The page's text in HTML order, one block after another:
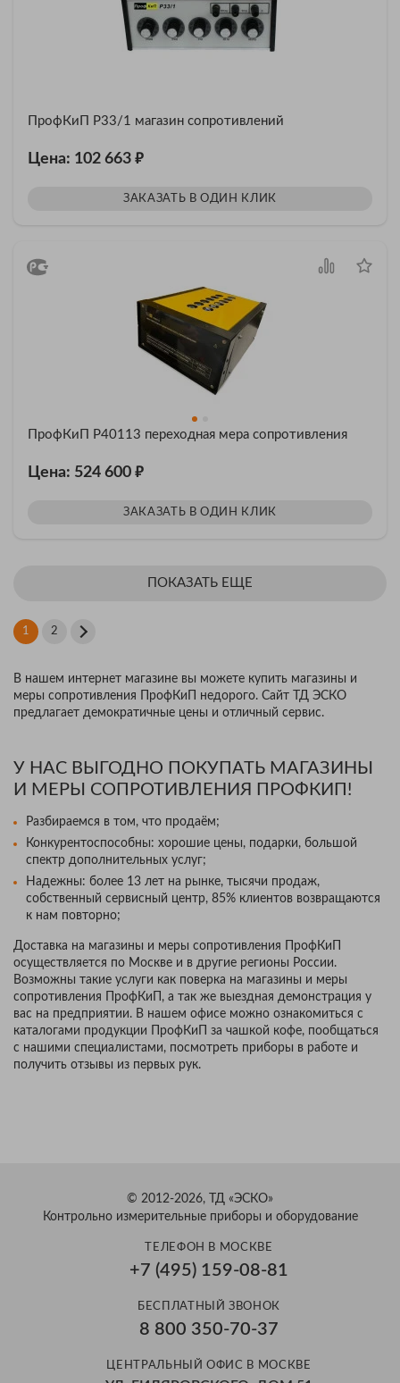
ПрофКиП Р33/1 магазин сопротивлений
Цена: 102 663 ₽
ЗАКАЗАТЬ В ОДИН КЛИК
ПрофКиП Р40113 переходная мера сопротивления
Цена: 524 600 ₽
ЗАКАЗАТЬ В ОДИН КЛИК
ПОКАЗАТЬ ЕЩЕ
1 2
В нашем интернет магазине вы можете купить магазины и
меры сопротивления ПрофКиП недорого. Сайт ТД ЭСКО
предлагает демократичные цены и отличный сервис.
У НАС ВЫГОДНО ПОКУПАТЬ МАГАЗИНЫ
И МЕРЫ СОПРОТИВЛЕНИЯ ПРОФКИП!
Разбираемся в том, что продаём;
Конкурентоспособны: хорошие цены, подарки, большой
спектр дополнительных услуг;
Надежны: более 13 лет на рынке, тысячи продаж,
собственный сервисный центр, 85% клиентов возвращаются
к нам повторно;
Доставка на магазины и меры сопротивления ПрофКиП
осуществляется по Москве и в другие регионы России.
Возможны такие услуги как поверка на магазины и меры
сопротивления ПрофКиП, а так же выездная демонстрация у
вас на предприятии. В нашем офисе можно ознакомиться с
каталогами продукции ПрофКиП за чашкой кофе, пообщаться
с нашими специалистами, посмотреть приборы в работе и
получить отзывы из первых рук.
© 2012-2026, ТД «ЭСКО»
Контрольно измерительные приборы и оборудование
ТЕЛЕФОН В МОСКВЕ
+7 (495) 159-08-81
БЕСПЛАТНЫЙ ЗВОНОК
8 800 350-70-37
ЦЕНТРАЛЬНЫЙ ОФИС В МОСКВЕ